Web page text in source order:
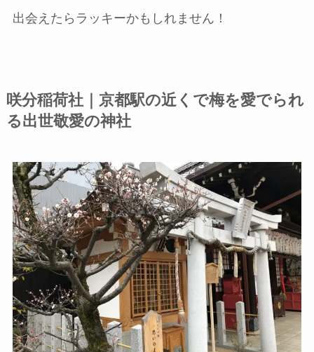
出会えたらラッキーかもしれません！
咲分稲荷社｜京都駅の近くで梅を愛でられ
る出世敬愛の神社